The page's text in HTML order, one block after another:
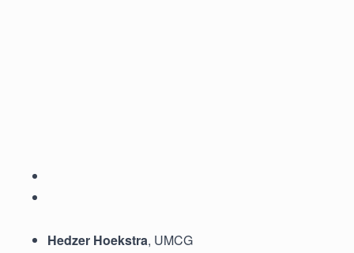
Hedzer Hoekstra, UMCG